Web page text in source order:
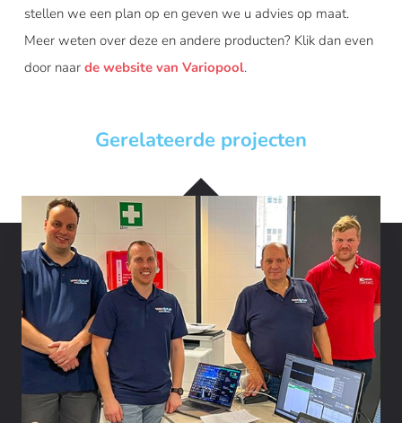
stellen we een plan op en geven we u advies op maat.
Meer weten over deze en andere producten? Klik dan even
door naar de website van Variopool.
Gerelateerde projecten